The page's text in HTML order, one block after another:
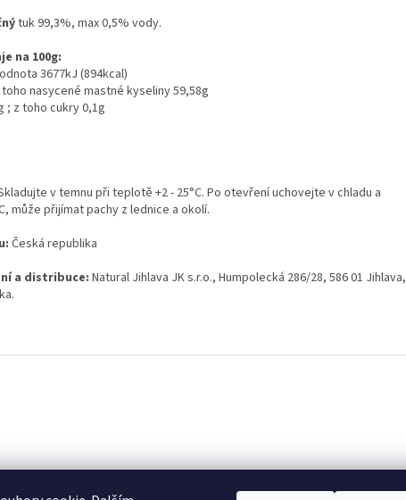
tuk 99,3%, max 0,5% vody.
na 100g:
3677kJ (894kcal)
nasycené mastné kyseliny 59,58g
; z toho cukry 0,1g
v temnu při teplotě +2 - 25°C. Po otevření uchovejte v chladu a
může přijímat pachy z lednice a okolí.
Česká republika
a distribuce: Natural Jihlava JK s.r.o., Humpolecká 286/28, 586 01 Jihlava,